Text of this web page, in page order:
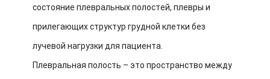
состояние плевральных полостей, плевры и
прилегающих структур грудной клетки без
лучевой нагрузки для пациента.
Плевральная полость – это пространство между